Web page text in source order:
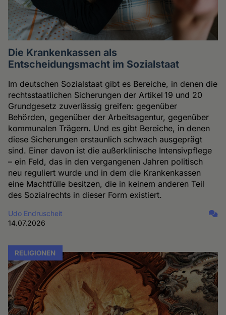
Die Krankenkassen als
Entscheidungsmacht im Sozialstaat
Im deutschen Sozialstaat gibt es Bereiche, in denen die
rechtsstaatlichen Sicherungen der Artikel 19 und 20
Grundgesetz zuverlässig greifen: gegenüber
Behörden, gegenüber der Arbeitsagentur, gegenüber
kommunalen Trägern. Und es gibt Bereiche, in denen
diese Sicherungen erstaunlich schwach ausgeprägt
sind. Einer davon ist die außerklinische Intensivpflege
– ein Feld, das in den vergangenen Jahren politisch
neu reguliert wurde und in dem die Krankenkassen
eine Machtfülle besitzen, die in keinem anderen Teil
des Sozialrechts in dieser Form existiert.
Udo Endruscheit
14.07.2026
RELIGIONEN